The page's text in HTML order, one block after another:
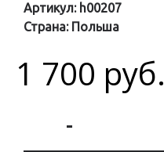
Артикул: h00207
Страна: Польша
1 700 руб.
-